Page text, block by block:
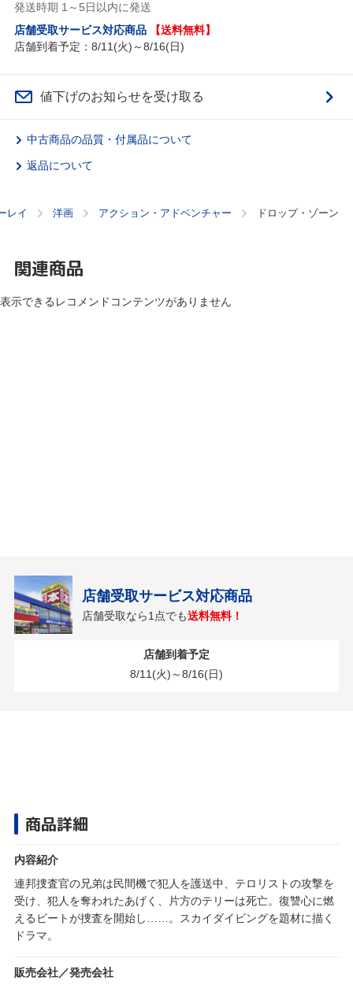
発送時期 1～5日以内に発送
店舗受取サービス対応商品
【送料無料】
店舗到着予定：8/11(火)～8/16(日)
値下げのお知らせを受け取る
中古商品の品質・付属品について
返品について
レイ 洋画 アクション・アドベンチャー ドロップ・ゾーン
関連商品
表示できるレコメンドコンテンツがありません
店舗受取サービス対応商品
店舗受取なら1点でも送料無料！
店舗到着予定
8/11(火)～8/16(日)
商品詳細
内容紹介
連邦捜査官の兄弟は民間機で犯人を護送中、テロリストの攻撃を
受け、犯人を奪われたあげく、片方のテリーは死亡。復讐心に燃
えるビートが捜査を開始し……。スカイダイビングを題材に描く
ドラマ。
販売会社／発売会社